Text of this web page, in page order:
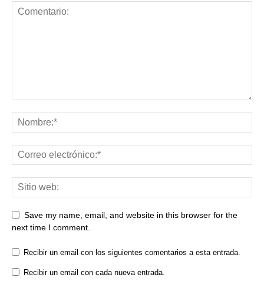
Save my name, email, and website in this browser for the
next time I comment.
Recibir un email con los siguientes comentarios a esta entrada.
Recibir un email con cada nueva entrada.